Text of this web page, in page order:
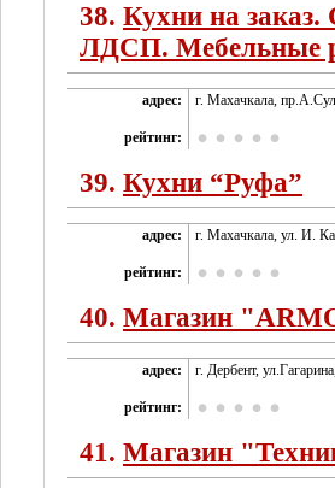
38. Кухни на
ЛДСП. Мебельные
адрес: г. Махачкала,
рейтинг:
39. Кухни “Руфа”
адрес: г. Махачкала, ул. И.
рейтинг:
40. Магазин
адрес: г. Дербент,
рейтинг:
41. Магазин